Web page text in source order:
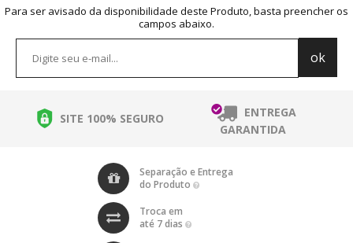
Para ser avisado da disponibilidade deste Produto, basta preencher os
campos abaixo.
SITE 100% SEGURO
ENTREGA
GARANTIDA
Separação e Entrega
do Produto
Troca em
até 7 dias